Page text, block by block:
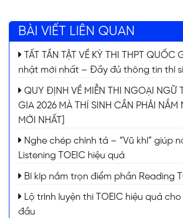
BÀI VIẾT LIÊN QUAN
TẤT TẦN TẬT VỀ KỲ THI THPT QUỐC
nhật mới nhất – Đầy đủ thông tin thí
QUY ĐỊNH VỀ MIỄN THI NGOẠI NGỮ
GIA 2026 MÀ THÍ SINH CẦN PHẢI NẮM
MỚI NHẤT]
Nghe chép chính tả – “Vũ khí” giúp
Listening TOEIC hiệu quả
Bí kíp nắm trọn điểm phần Reading
Lộ trình luyện thi TOEIC hiệu quả
đầu